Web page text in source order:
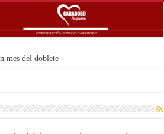
mes del doblete sísmico: “Honr